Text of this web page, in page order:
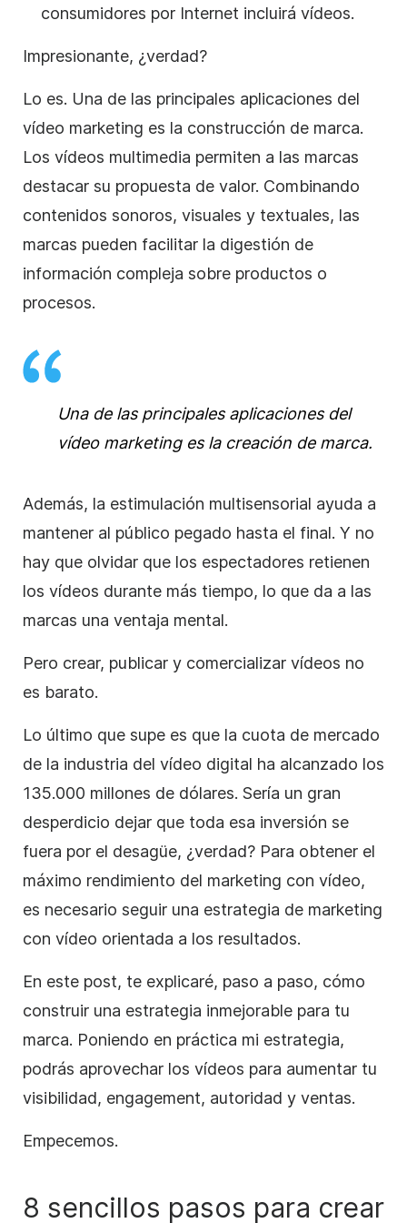
consumidores por Internet incluirá vídeos.
Impresionante, ¿verdad?
Lo es. Una de las principales aplicaciones del
vídeo marketing es la construcción de marca.
Los vídeos multimedia permiten a las marcas
destacar su propuesta de valor. Combinando
contenidos sonoros, visuales y textuales, las
marcas pueden facilitar la digestión de
información compleja sobre productos o
procesos.
Una de las principales aplicaciones del
vídeo marketing es la creación de marca.
Además, la estimulación multisensorial ayuda a
mantener al público pegado hasta el final. Y no
hay que olvidar que los espectadores retienen
los vídeos durante más tiempo, lo que da a las
marcas una ventaja mental.
Pero crear, publicar y comercializar vídeos no
es barato.
Lo último que supe es que la cuota de mercado
de la industria del vídeo digital ha alcanzado los
135.000 millones de dólares. Sería un gran
desperdicio dejar que toda esa inversión se
fuera por el desagüe, ¿verdad? Para obtener el
máximo rendimiento del marketing con vídeo,
es necesario seguir una estrategia de marketing
con vídeo orientada a los resultados.
En este post, te explicaré, paso a paso, cómo
construir una estrategia inmejorable para tu
marca. Poniendo en práctica mi estrategia,
podrás aprovechar los vídeos para aumentar tu
visibilidad, engagement, autoridad y ventas.
Empecemos.
8 sencillos pasos para crear